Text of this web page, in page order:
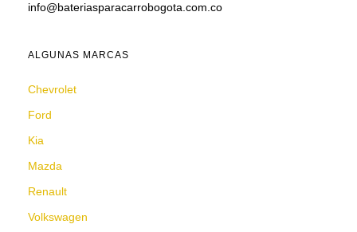
info@bateriasparacarrobogota.com.co
ALGUNAS MARCAS
Chevrolet
Ford
Kia
Mazda
Renault
Volkswagen